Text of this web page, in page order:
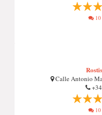
10
Calle Antonio
10